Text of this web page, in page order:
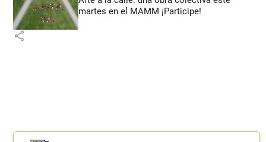
martes en el MAMM ¡Participe!
share